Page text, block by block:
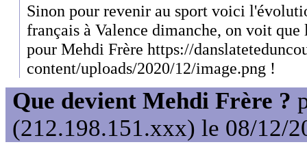
Sinon pour revenir au sport voici
français à Valence dimanche, on voit
pour Mehdi Frère https://
content/uploads/2020/12/image.png !
Que devient Mehdi Frère ?
(212.198.151.xxx) le 08/12/